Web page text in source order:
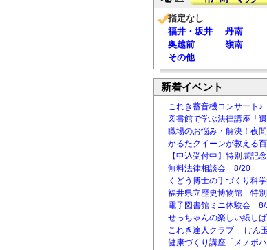
指定なし
福井・坂井
丹南
奥越前
嶺南
その他
新着イベント
これき蓄音機コンサート♪
図書館で学ぶ法律講座「
職場のお悩み・解決！夜
かるたクイーンが教える
【申込受付中】特別展記
無料法律相談会 8/20
くどう博士の手づくり科
福井県立歴史博物館 特
電子図書館ミニ体験会 8/
せっちゃんの楽しい紙し
これき達人クラブ けん
健康づくり講座「メノポ